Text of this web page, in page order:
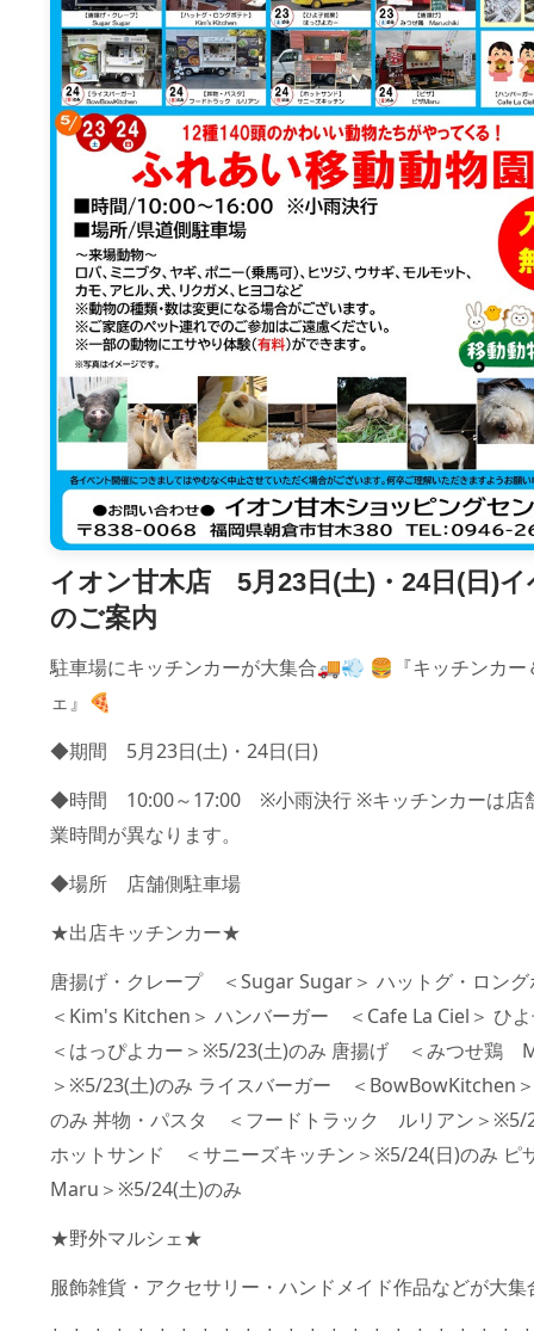
イオン甘木店 5月23日(土)・24日(日)
のご案内
駐車場にキッチンカーが大集合🚚💨 🍔『キッチンカー
ェ』🍕
◆期間　5月23日(土)・24日(日)
◆時間　10:00～17:00　※小雨決行 ※キッチンカーは店
業時間が異なります。
◆場所　店舗側駐車場
★出店キッチンカー★
唐揚げ・クレープ　＜Sugar Sugar＞ ハットグ・ロン
＜Kim's Kitchen＞ ハンバーガー　＜Cafe La Ciel＞
＜はっぴよカー＞※5/23(土)のみ 唐揚げ　＜みつせ鶏
＞※5/23(土)のみ ライスバーガー　＜BowBowKitchen
のみ 丼物・パスタ　＜フードトラック　ルリアン＞※5/
ホットサンド　＜サニーズキッチン＞※5/24(日)のみ ピ
Maru＞※5/24(土)のみ
★野外マルシェ★
服飾雑貨・アクセサリー・ハンドメイド作品などが大